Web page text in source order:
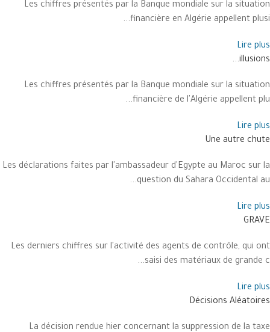
Les chiffres présentés par la Banque mondiale sur la situation
financière en Algérie appellent plusi...
Lire plus
illusions...
Les chiffres présentés par la Banque mondiale sur la situation
financière de l'Algérie appellent plu...
Lire plus
Une autre chute
Les déclarations faites par l'ambassadeur d'Egypte au Maroc sur la
question du Sahara Occidental au...
Lire plus
GRAVE
Les derniers chiffres sur l'activité des agents de contrôle, qui ont
saisi des matériaux de grande c...
Lire plus
Décisions Aléatoires
La décision rendue hier concernant la suppression de la taxe